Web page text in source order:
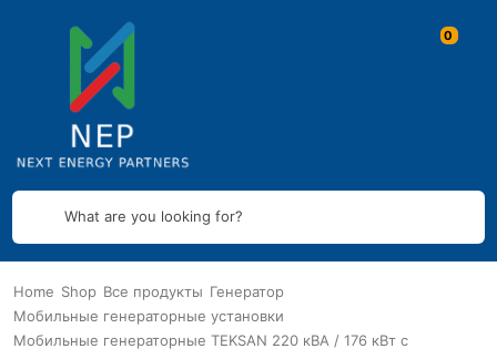
What are you looking for?
Home Shop Все продукты Генератор
Мобильные генераторные установки
Мобильные генераторные TEKSAN 220 кВА / 176 кВт с